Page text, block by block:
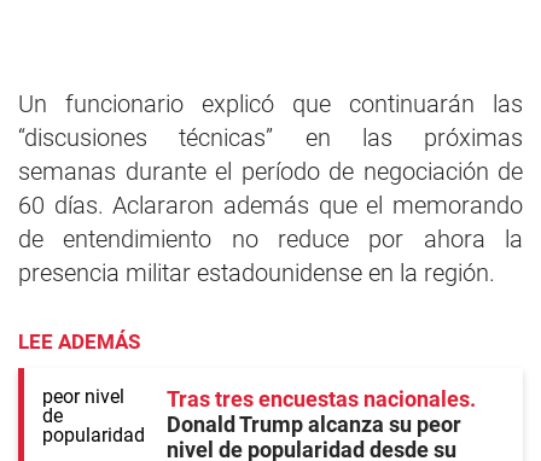
Un funcionario explicó que continuarán las
“discusiones técnicas” en las próximas
semanas durante el período de negociación de
60 días. Aclararon además que el memorando
de entendimiento no reduce por ahora la
presencia militar estadounidense en la región.
LEE ADEMÁS
Tras tres encuestas nacionales
Donald Trump alcanza su peor
nivel de popularidad desde su